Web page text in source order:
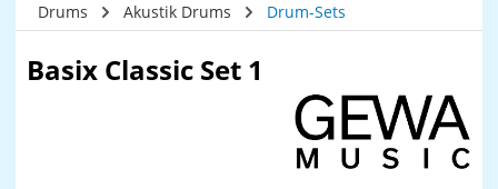
Drums Akustik Drums Drum-Sets
Basix Classic Set 1